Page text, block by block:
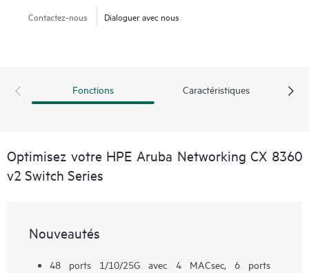
Contactez-nous Dialoguer avec nous
Fonctions Caractéristiques
Optimisez votre HPE Aruba Networking CX 8360
v2 Switch Series
Nouveautés
48 ports 1/10/25G avec 4 MACsec, 6 ports